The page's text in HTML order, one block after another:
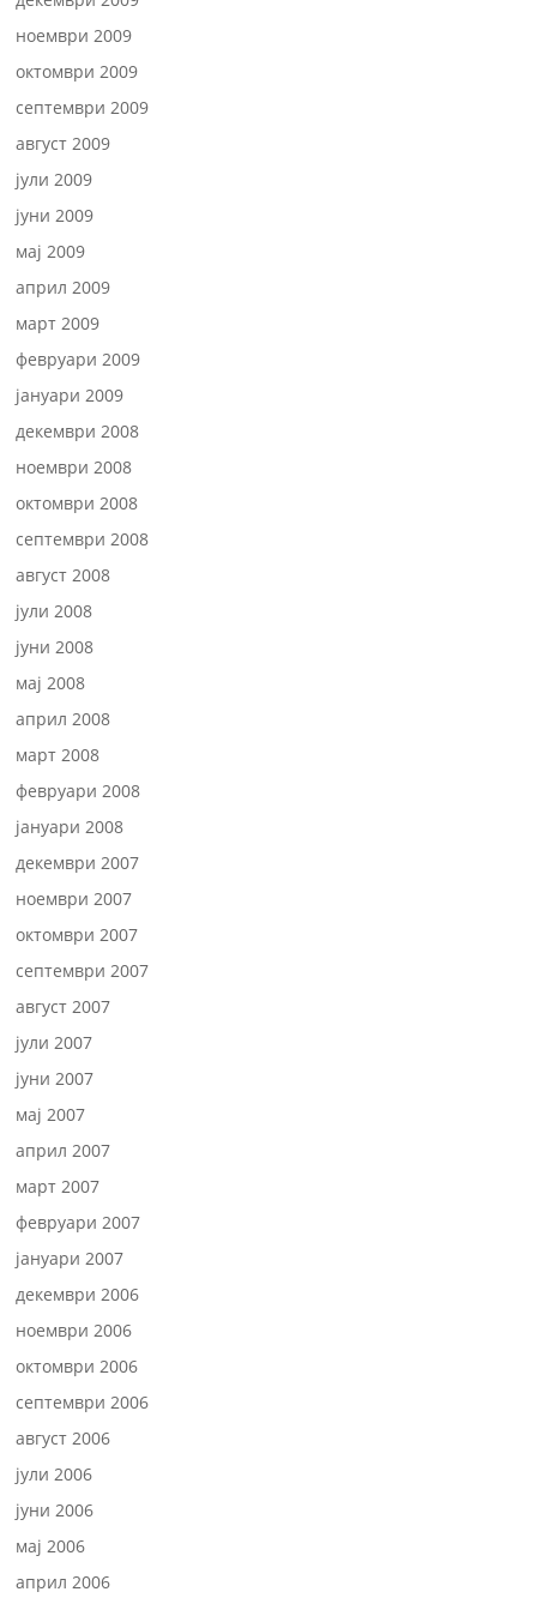
ноември 2009
октомври 2009
септември 2009
август 2009
јули 2009
јуни 2009
мај 2009
април 2009
март 2009
февруари 2009
јануари 2009
декември 2008
ноември 2008
октомври 2008
септември 2008
август 2008
јули 2008
јуни 2008
мај 2008
април 2008
март 2008
февруари 2008
јануари 2008
декември 2007
ноември 2007
октомври 2007
септември 2007
август 2007
јули 2007
јуни 2007
мај 2007
април 2007
март 2007
февруари 2007
јануари 2007
декември 2006
ноември 2006
октомври 2006
септември 2006
август 2006
јули 2006
јуни 2006
мај 2006
април 2006